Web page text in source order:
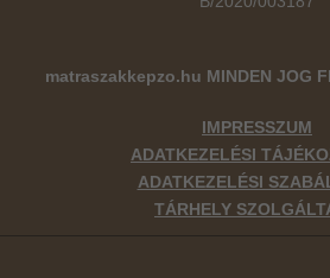
matraszakkepzo.hu MINDEN JOG
IMPRESSZUM
ADATKEZELÉSI
ADATKEZELÉSI
TÁRHELY